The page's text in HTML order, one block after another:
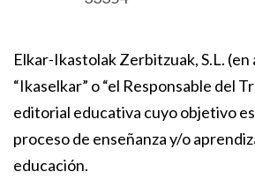
Elkar-Ikastolak Zerbitzuak, S.L. (en
“Ikaselkar” o “el Responsable del
editorial educativa cuyo objetivo
proceso de enseñanza y/o
educación.